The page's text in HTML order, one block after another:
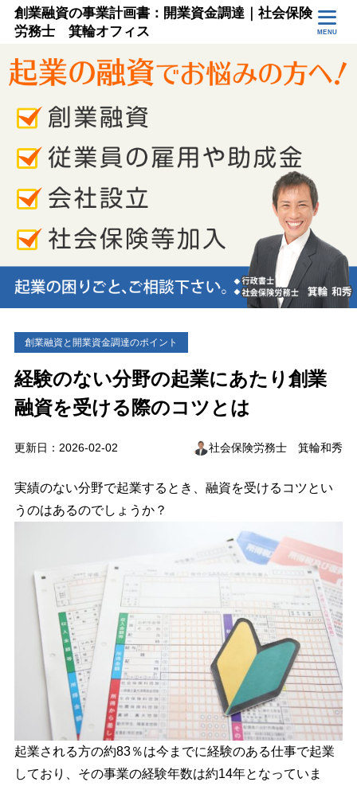
創業融資の事業計画書：開業資金調達｜社会保険
労務士 箕輪オフィス
MENU
創業融資と開業資金調達のポイント
経験のない分野の起業にあたり創業
融資を受ける際のコツとは
更新日：2026-02-02 社会保険労務士 箕輪和秀
実績のない分野で起業するとき、融資を受けるコツとい
うのはあるのでしょうか？
起業される方の約83％は今までに経験のある仕事で起業
しており、その事業の経験年数は約14年となっていま